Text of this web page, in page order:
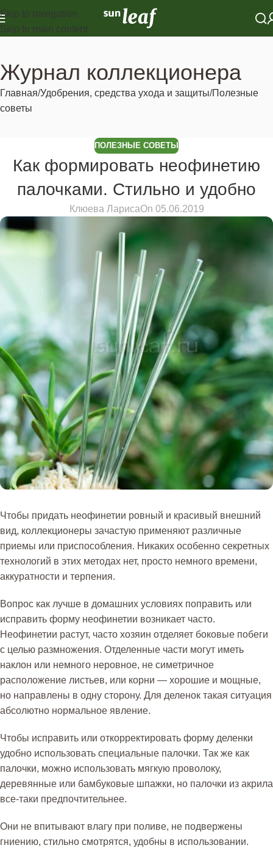
Skip to navigation
Skip to main content
Журнал коллекционера
Главная Удобрения, средства ухода и защиты Полезные
советы
ПОЛЕЗНЫЕ СОВЕТЫ
Как формировать неофинетию
палочками. Стильно и удобно
Клюева ЛарисаOn 05.06.2019
Чтобы придать неофинетии ровный и красивый внешний
вид, коллекционеры зачастую применяют различные
приемы или приспособления. Никаких особенно секретных
технологий в этих методах нет, просто немного времени,
аккуратности и терпения.
Вопрос как лучше в домашних условиях поправить или
исправить форму неофинетии возникает часто.
Неофинетии растут, часто хозяин отделяет боковые побеги
с целью размножения. Отделенные части могут иметь
наклон или немного неровное, не симетричное
расположение листьев, или корни — хорошие и мощные,
но направлены в одну сторону. Для деленок такая ситуация
абсолютно нормальное явление.
Чтобы исправить или откорректировать форму деленки
удобно использовать специальные палочки. Так же как
палочки, можно использовать мягкую проволоку,
деревянные или бамбуковые шпажки, но палочки из акрила
все-таки предпочтительнее.
Они не впитывают влагу при поливе, не подвержены
гниению, стильно смотрятся, удобны в использовании.